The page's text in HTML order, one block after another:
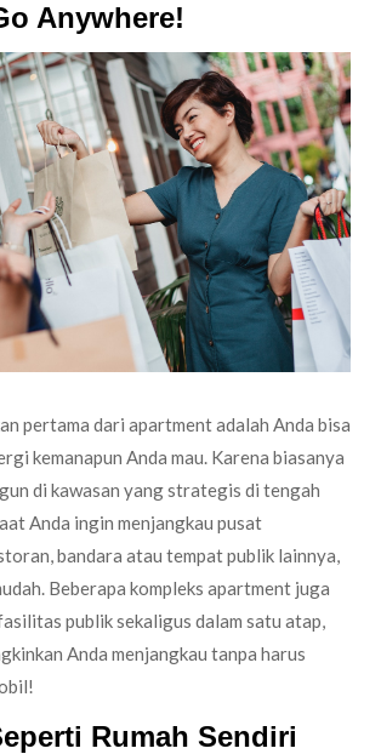
Anywhere!
pertama dari apartment adalah Anda bisa
kemanapun Anda mau. Karena biasanya
di kawasan yang strategis di tengah
Anda ingin menjangkau pusat
bandara atau tempat publik lainnya,
Beberapa kompleks apartment juga
publik sekaligus dalam satu atap,
Anda menjangkau tanpa harus
Rumah Sendiri